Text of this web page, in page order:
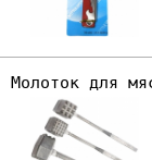
Молоток для